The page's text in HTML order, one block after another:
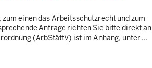
einen das Arbeitsschutzrecht und zum
Anfrage richten Sie bitte direkt an
(ArbStättV) ist im Anhang, unter ...